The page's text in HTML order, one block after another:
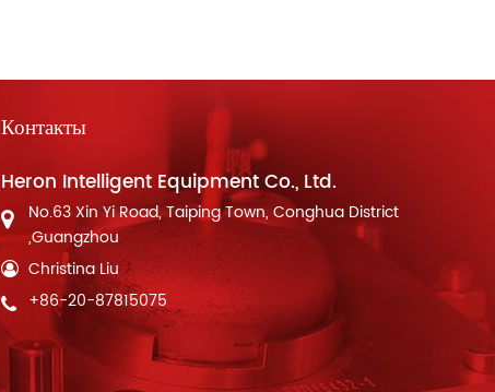
Контакты
Heron Intelligent Equipment Co., Ltd.
No.63 Xin Yi Road, Taiping Town, Conghua District
,Guangzhou
Christina Liu
+86-20-87815075